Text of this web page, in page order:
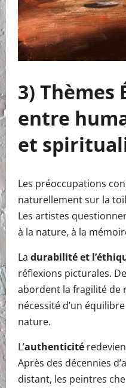
3) Thèmes
entre
et
Les préoccupations
naturellement sur la
Les artistes
à la nature, à la
La durabilité et
réflexions picturales.
abordent la fragilité de
nécessité d’un
nature.
L’authenticité
Après des décennies
distant, les peintres